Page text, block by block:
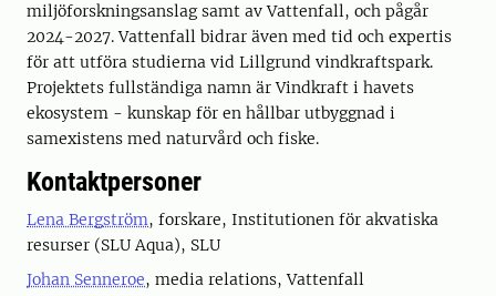
miljöforskningsanslag samt av Vattenfall, och pågår
2024-2027. Vattenfall bidrar även med tid och expertis
för att utföra studierna vid Lillgrund vindkraftspark.
Projektets fullständiga namn är Vindkraft i havets
ekosystem ­- kunskap för en hållbar utbyggnad i
samexistens med naturvård och fiske.
Kontaktpersoner
Lena Bergström, forskare, Institutionen för akvatiska
resurser (SLU Aqua), SLU
Johan Senneroe, media relations, Vattenfall